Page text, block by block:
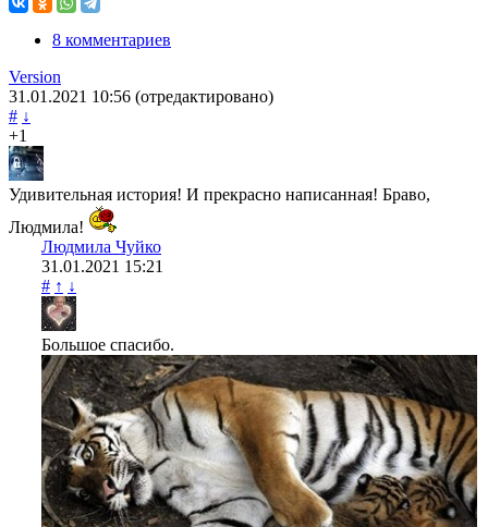
8 комментариев
Version
31.01.2021 10:56 (отредактировано)
# ↓
+1
Удивительная история! И прекрасно написанная! Браво,
Людмила!
Людмила Чуйко
31.01.2021 15:21
# ↑ ↓
Большое спасибо.